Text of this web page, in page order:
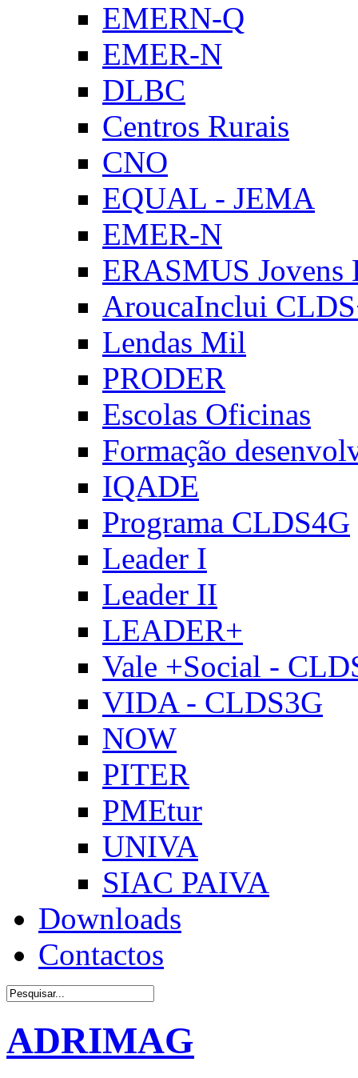
EMERN-Q
EMER-N
DLBC
Centros Rurais
CNO
EQUAL - JEMA
EMER-N
ERASMUS Jovens
AroucaInclui
Lendas Mil
PRODER
Escolas Oficinas
Formação
IQADE
Programa CLDS4G
Leader I
Leader II
LEADER+
Vale +Social -
VIDA - CLDS3G
NOW
PITER
PMEtur
UNIVA
SIAC PAIVA
Downloads
Contactos
ADRIMAG